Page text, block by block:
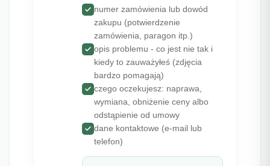
numer zamówienia lub dowód
zakupu (potwierdzenie
zamówienia, paragon itp.)
opis problemu - co jest nie tak i
kiedy to zauważyłeś (zdjęcia
bardzo pomagają)
czego oczekujesz: naprawa,
wymiana, obniżenie ceny albo
odstąpienie od umowy
dane kontaktowe (e-mail lub
telefon)